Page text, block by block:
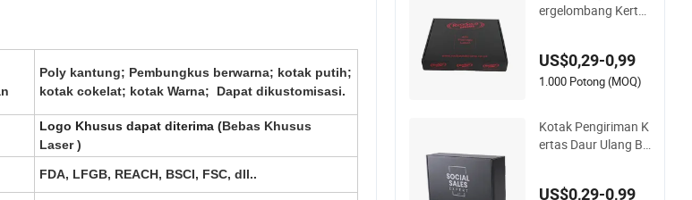
Poly kantung; Pembungkus berwarna; kotak putih;
kotak cokelat; kotak Warna; Dapat dikustomisasi.
Logo Khusus dapat diterima (Bebas Khusus
Laser)
FDA, LFGB, REACH, BSCI, FSC, dll..
ergelombang Kerta
US$0,29-0,99
1.000 Potong (MOQ)
Kotak Pengiriman K
ertas Daur Ulang Be
US$0,29-0,99